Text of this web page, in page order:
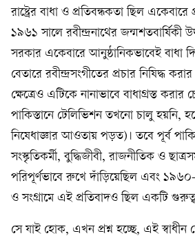
রাষ্ট্রের বাধা ও প্রতিবন্ধকতা ছিল
১৯৬১ সালে রবীন্দ্রনাথের জন্মশতবার্ষিকী
সরকার একেবারে আনুষ্ঠানিকভাবেই বাধা
বেতারে রবীন্দ্রসংগীতের প্রচার নিষিদ্ধ
ক্ষেত্রেও এটিকে নানাভাবে বাধাগ্রস্ত করার
পাকিস্তানে টেলিভিশন তখনো চালু হয়নি,
নিষেধাজ্ঞার আওতায় পড়ত)। তবে পূর্ব
সংস্কৃতিকর্মী, বুদ্ধিজীবী, রাজনীতিক ও
পরিপূর্ণভাবে রুখে দাঁড়িয়েছিল এবং
ও সংগ্রামে এই প্রতিবাদও ছিল একটি
সে যাই হোক, এখন প্রশ্ন হচ্ছে, এই